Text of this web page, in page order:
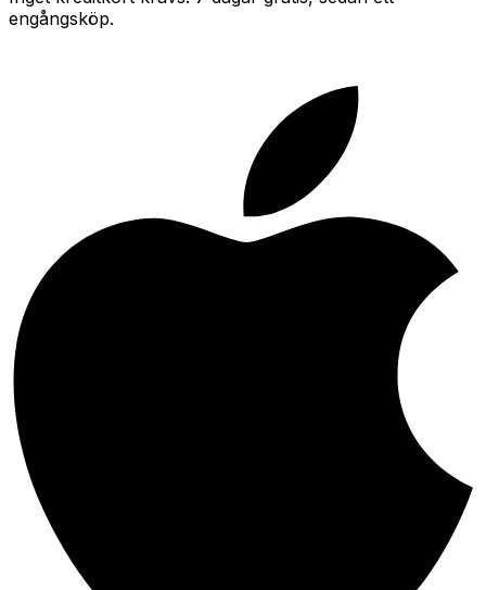
engångsköp.